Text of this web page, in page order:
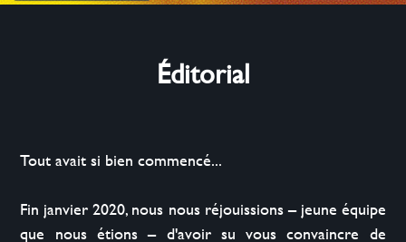
Éditorial
Tout avait si bien commencé...
Fin janvier 2020, nous nous réjouissions – jeune équipe
que nous étions – d'avoir su vous convaincre de